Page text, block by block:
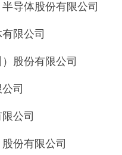
导体股份有限公司
限公司
股份有限公司
司
公司
份有限公司